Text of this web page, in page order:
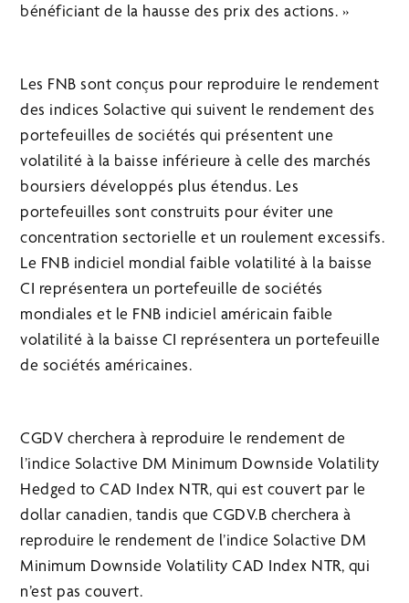
bénéficiant de la hausse des prix des actions. »
Les FNB sont conçus pour reproduire le rendement
des indices Solactive qui suivent le rendement des
portefeuilles de sociétés qui présentent une
volatilité à la baisse inférieure à celle des marchés
boursiers développés plus étendus. Les
portefeuilles sont construits pour éviter une
concentration sectorielle et un roulement excessifs.
Le FNB indiciel mondial faible volatilité à la baisse
CI représentera un portefeuille de sociétés
mondiales et le FNB indiciel américain faible
volatilité à la baisse CI représentera un portefeuille
de sociétés américaines.
CGDV cherchera à reproduire le rendement de
l’indice Solactive DM Minimum Downside Volatility
Hedged to CAD Index NTR, qui est couvert par le
dollar canadien, tandis que CGDV.B cherchera à
reproduire le rendement de l’indice Solactive DM
Minimum Downside Volatility CAD Index NTR, qui
n’est pas couvert.